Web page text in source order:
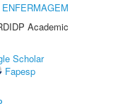
Academic
Scholar
Fapesp